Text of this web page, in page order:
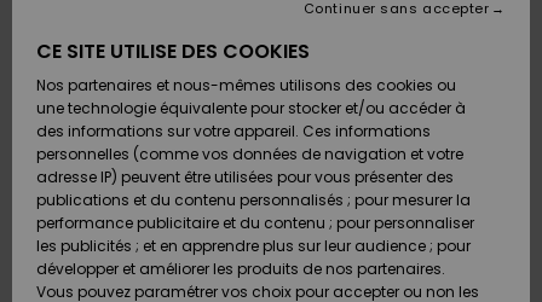
Chaussures
& Tongs
Surf
Snow
Chaussures
& Tongs
Surf
Snow
FEMME
A
Découvrir
Snow
SURF
Surf
Shop
Enfant
Highlights
Communauté
SNOW
Snow
Shop
Enfant
Snow
Shop
Femme
OUTLET
Enfant
Outlet
Femme
Retours
Paiement
Carte
Cadeau
CE SITE UTILISE DES COOKIES
Nos partenaires et nous-mêmes utilisons des cookies ou
une technologie équivalente pour stocker et/ou accéder à
des informations sur votre appareil. Ces informations
personnelles (comme vos données de navigation et votre
adresse IP) peuvent être utilisées pour vous présenter des
publications et du contenu personnalisés ; pour mesurer la
performance publicitaire et du contenu ; pour personnaliser
les publicités ; et en apprendre plus sur leur audience ; pour
développer et améliorer les produits de nos partenaires.
Vous pouvez paramétrer vos choix pour accepter ou non les
Continuer sans accepter